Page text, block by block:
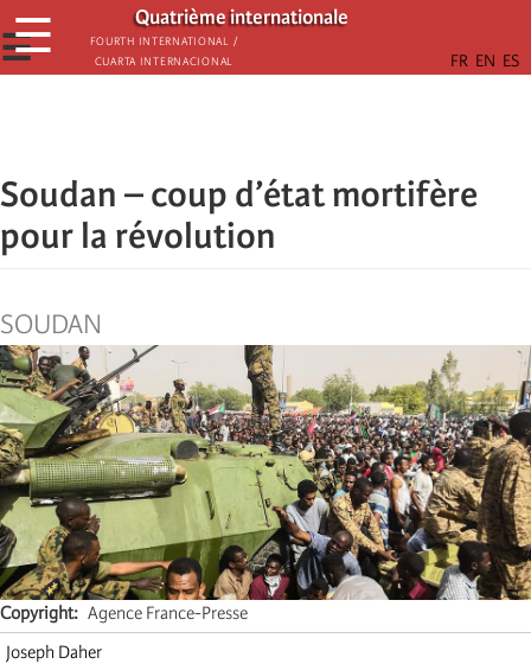
Passar
para
o
Quatrième internationale
Fourth International /
Cuarta Internacional
☰
☰
Soudan – coup d’état mortifère
pour la révolution
SOUDAN
Copyright
Agence France-Presse
Joseph Daher